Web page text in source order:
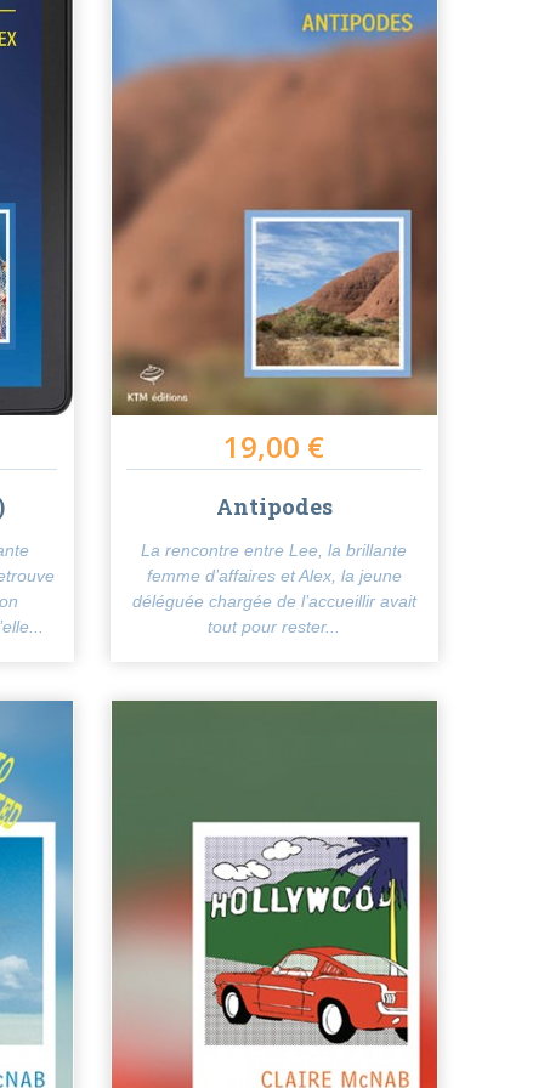
19,00 €
Antipodes
La rencontre entre Lee, la brillante
femme d’affaires et Alex, la jeune
déléguée chargée de l’accueillir avait
tout pour rester...